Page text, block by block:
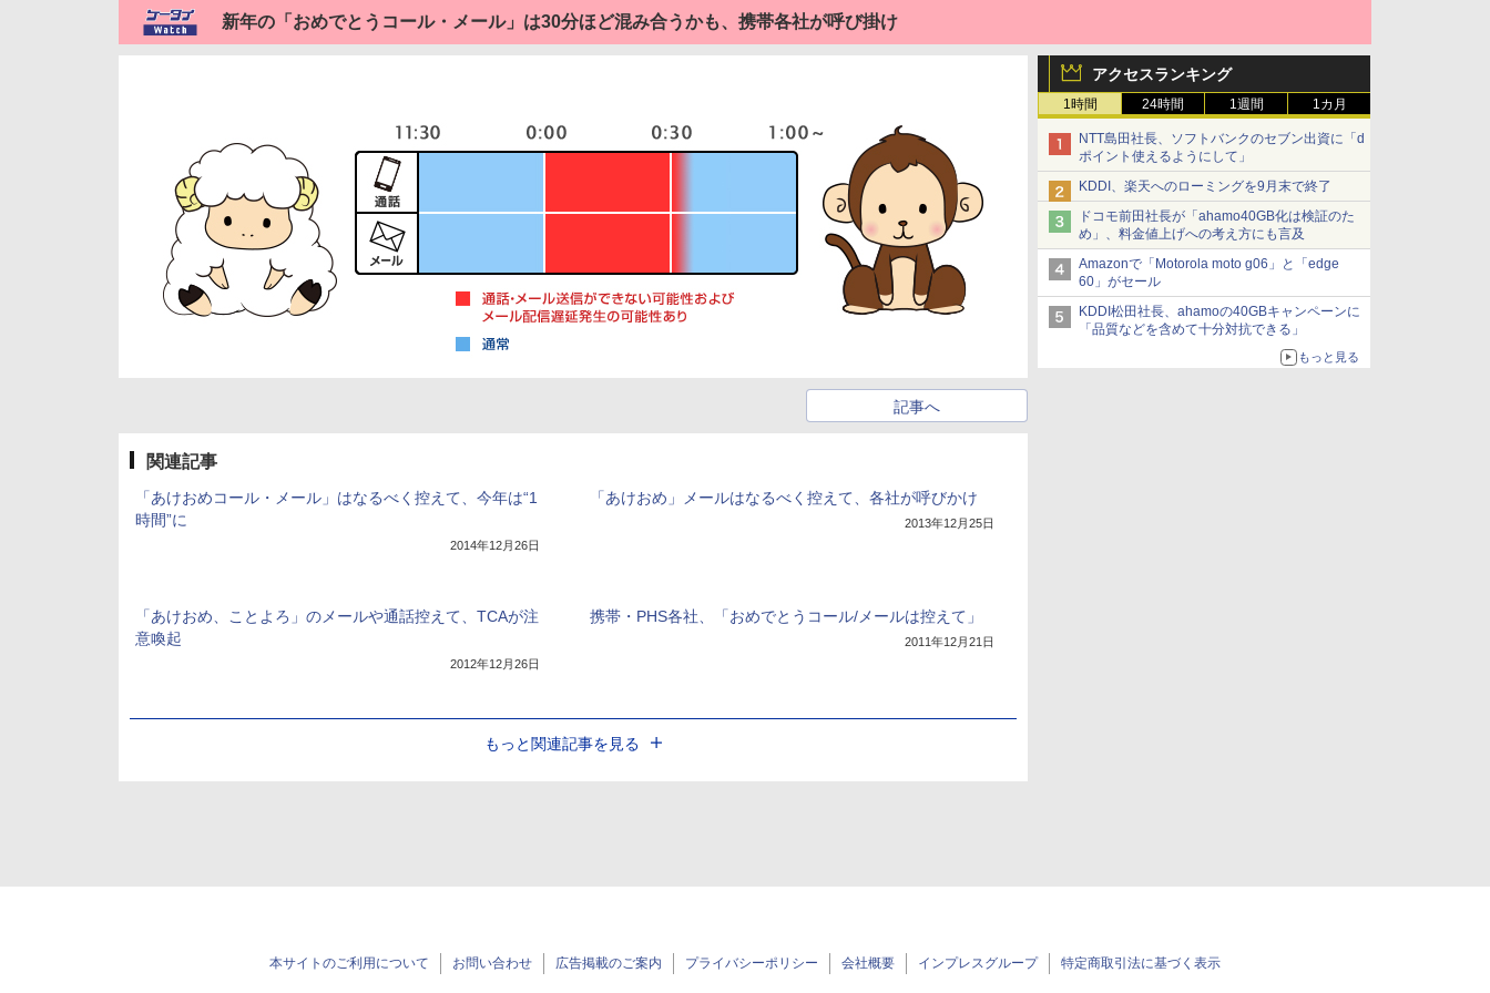
新年の「おめでとうコール・メール」は30分ほど混み合うかも、携帯各社が呼び掛け
アクセスランキング
1時間 24時間 1週間 1カ月
NTT島田社長、ソフトバンクのセブン出資に「d
ポイント使えるようにして」
KDDI、楽天へのローミングを9月末で終了
ドコモ前田社長が「ahamo40GB化は検証のた
め」、料金値上げへの考え方にも言及
Amazonで「Motorola moto g06」と「edge
60」がセール
KDDI松田社長、ahamoの40GBキャンペーンに
「品質などを含めて十分対抗できる」
もっと見る
記事へ
関連記事
「あけおめコール・メール」はなるべく控えて、今年は“1
時間”に
2014年12月26日
「あけおめ」メールはなるべく控えて、各社が呼びかけ
2013年12月25日
「あけおめ、ことよろ」のメールや通話控えて、TCAが注
意喚起
2012年12月26日
携帯・PHS各社、「おめでとうコール/メールは控えて」
2011年12月21日
もっと関連記事を見る
本サイトのご利用について お問い合わせ 広告掲載のご案内 プライバシーポリシー 会社概要 インプレスグループ 特定商取引法に基づく表示